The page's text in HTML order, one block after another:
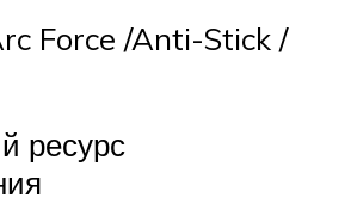
Force /Anti-Stick /
ресурс